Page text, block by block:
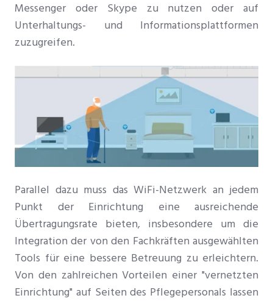
Messenger oder Skype zu nutzen oder auf
Unterhaltungs- und Informationsplattformen
zuzugreifen.
Parallel dazu muss das WiFi-Netzwerk an jedem
Punkt der Einrichtung eine ausreichende
Übertragungsrate bieten, insbesondere um die
Integration der von den Fachkräften ausgewählten
Tools für eine bessere Betreuung zu erleichtern.
Von den zahlreichen Vorteilen einer "vernetzten
Einrichtung" auf Seiten des Pflegepersonals lassen